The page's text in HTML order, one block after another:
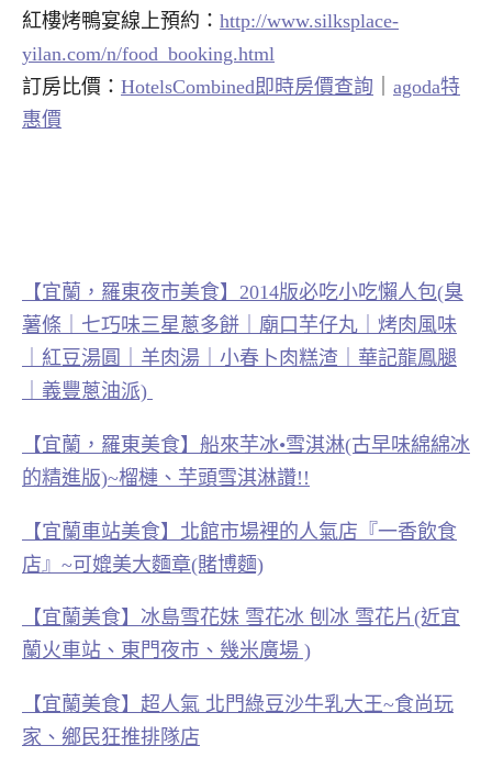
紅樓烤鴨宴線上預約： http://www.silksplace-
yilan.com/n/food_booking.html
訂房比價： HotelsCombined即時房價查詢
agoda特
惠價
【宜蘭，羅東夜市美食】2014版必吃小吃懶人包(臭
薯條｜七巧味三星蔥多餅｜廟口芋仔丸｜烤肉風味
｜紅豆湯圓｜羊肉湯｜小春卜肉糕渣｜華記龍鳳腿
｜義豐蔥油派)
【宜蘭，羅東美食】船來芋冰•雪淇淋(古早味綿綿冰
的精進版)~榴槤、芋頭雪淇淋讚!!
【宜蘭車站美食】北館市場裡的人氣店『一香飲食
店』~可媲美大麵章(賭博麵)
【宜蘭美食】冰島雪花妹 雪花冰 刨冰 雪花片(近宜
蘭火車站、東門夜市、幾米廣場 )
【宜蘭美食】超人氣 北門綠豆沙牛乳大王~食尚玩
家、鄉民狂推排隊店